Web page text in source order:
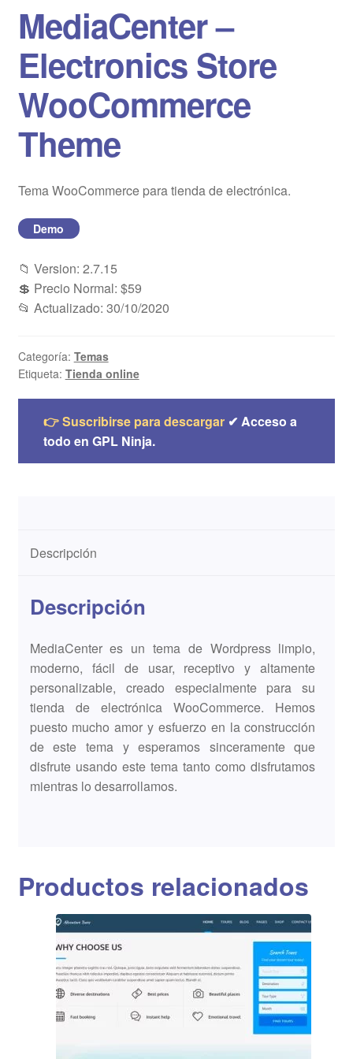
Blog
Mi cuenta
MediaCenter –
Electronics Store
WooCommerce
Theme
Tema WooCommerce para tienda de electrónica.
Demo
📁 Version: 2.7.15
💲 Precio Normal: $59
📂 Actualizado: 30/10/2020
Categoría: Temas
Etiqueta: Tienda online
👉 Suscribirse para descargar✔ Acceso a
todo en GPL Ninja.
Descripción
Descripción
MediaCenter es un tema de Wordpress limpio,
moderno, fácil de usar, receptivo y altamente
personalizable, creado especialmente para su
tienda de electrónica WooCommerce. Hemos
puesto mucho amor y esfuerzo en la construcción
de este tema y esperamos sinceramente que
disfrute usando este tema tanto como disfrutamos
mientras lo desarrollamos.
Productos relacionados